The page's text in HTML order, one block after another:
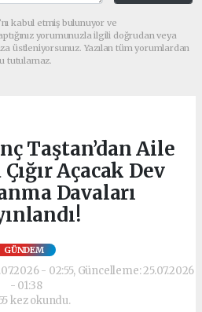
kabul etmiş bulunuyor ve
yorumunuzla ilgili doğrudan veya
üstleniyorsunuz. Yazılan tüm yorumlardan
tutulamaz.
Taştan’dan Aile
Açacak Dev
Davaları
GÜNDEM
- 02:55, Güncelleme: 25.07.2026
- 01:38
kez okundu.